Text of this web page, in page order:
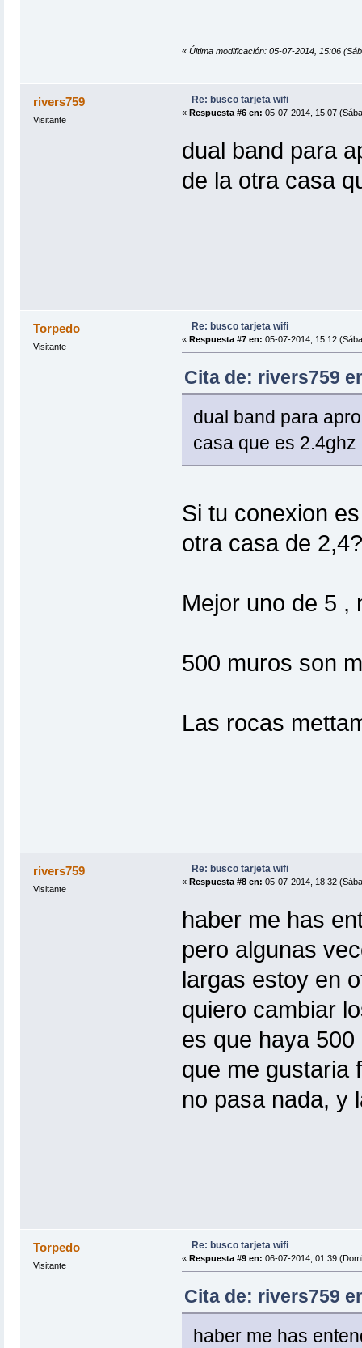
« Última modificación: 05-07-2014, 15:06
rivers759
Visitante
Re: busco tarjeta wifi
« Respuesta #6 en: 05-07-2014, 15:07
dual band para
de la otra casa
Torpedo
Visitante
Re: busco tarjeta wifi
« Respuesta #7 en: 05-07-2014, 15:12
Cita de: rivers759
dual band para
casa que es 2.4ghz
Si tu conexion
otra casa de 2,4?
Mejor uno de 5 ,
500 muros son
Las rocas
rivers759
Visitante
Re: busco tarjeta wifi
« Respuesta #8 en: 05-07-2014, 18:32
haber me has
pero algunas
largas estoy en
quiero cambiar
es que haya
que me gustaria
no pasa nada, y
Torpedo
Visitante
Re: busco tarjeta wifi
« Respuesta #9 en: 06-07-2014, 01:39
Cita de: rivers759
haber me has